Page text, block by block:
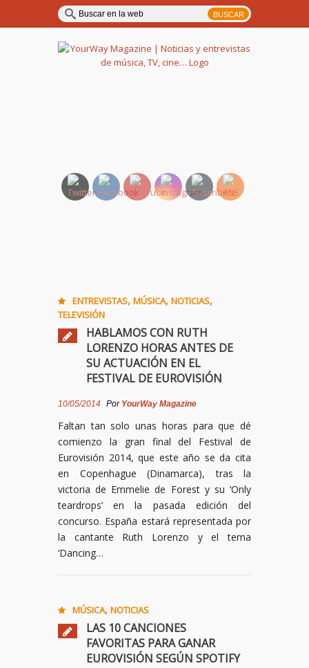
ENTREVISTAS, MÚSICA, NOTICIAS,
TELEVISIÓN
HABLAMOS CON RUTH
LORENZO HORAS ANTES DE
SU ACTUACIÓN EN EL
FESTIVAL DE EUROVISIÓN
10/05/2014 Por YourWay Magazine
Faltan tan solo unas horas para que dé
comienzo la gran final del Festival de
Eurovisión 2014, que este año se da cita
en Copenhague (Dinamarca), tras la
victoria de Emmelie de Forest y su ‘Only
teardrops’ en la pasada edición del
concurso. España estará representada por
la cantante Ruth Lorenzo y el tema
‘Dancing…
MÚSICA, NOTICIAS
LAS 10 CANCIONES
FAVORITAS PARA GANAR
EUROVISIÓN SEGÚN SPOTIFY